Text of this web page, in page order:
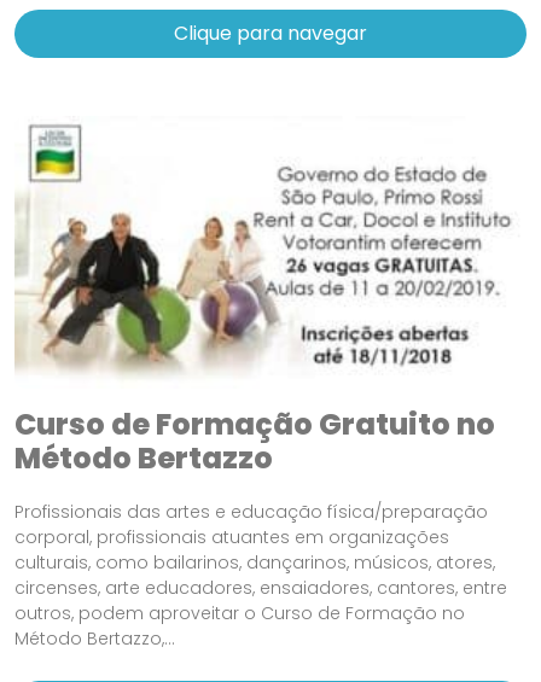
Clique para navegar
Curso de Formação Gratuito no
Método Bertazzo
Profissionais das artes e educação física/preparação
corporal, profissionais atuantes em organizações
culturais, como bailarinos, dançarinos, músicos, atores,
circenses, arte educadores, ensaiadores, cantores, entre
outros, podem aproveitar o Curso de Formação no
Método Bertazzo,...